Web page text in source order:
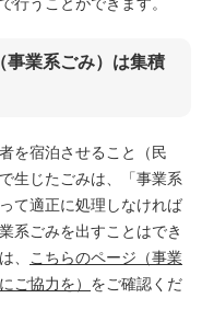
事業系ごみ）は集積
を宿泊させること（民
生じたごみは、「事業系
て適正に処理しなければ
系ごみを出すことはでき
、
こちらのページ（事業
ご協力を） をご確認くだ